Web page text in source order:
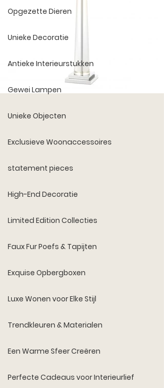
Opgezette Dieren
Unieke Decoratie
Antieke Interieurstukken
Gewei Lampen
Unieke Objecten
Exclusieve Woonaccessoires
statement pieces
High-End Decoratie
Limited Edition Collecties
Faux Fur Poefs & Tapijten
Exquise Opbergboxen
Luxe Wonen voor Elke Stijl
Trendkleuren & Materialen
Een Warme Sfeer Creëren
Perfecte Cadeaus voor Interieurlief